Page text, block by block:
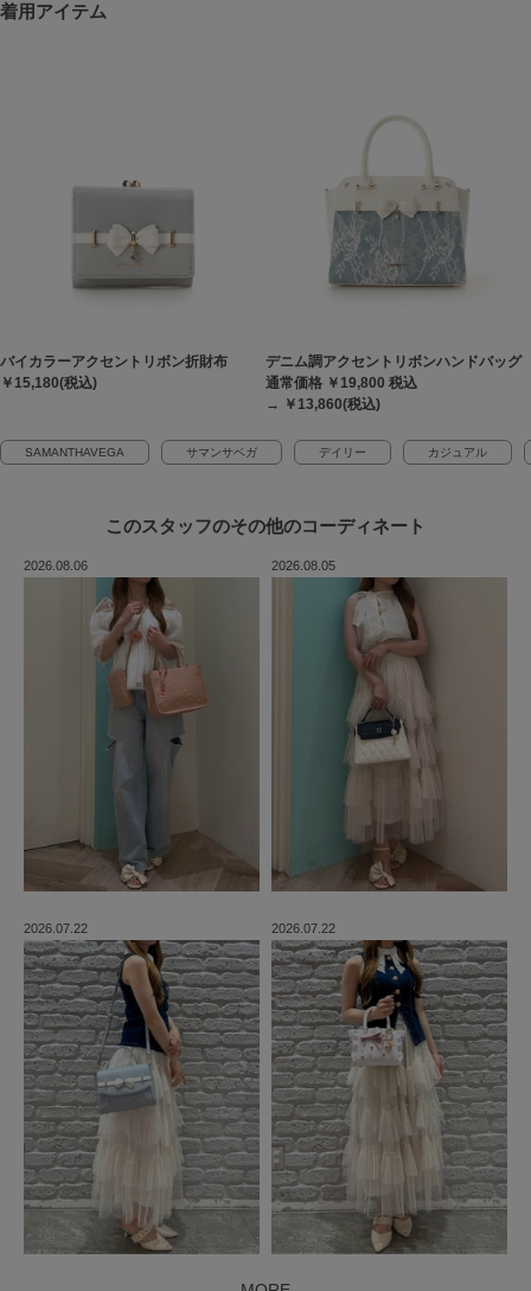
着用アイテム
バイカラーアクセントリボン折財布
￥15,180(税込)
デニム調アクセントリボンハンドバッグ
通常価格 ￥19,800 税込
→ ￥13,860(税込)
SAMANTHAVEGA サマンサベガ デイリー カジュアル
このスタッフのその他のコーディネート
2026.08.06 2026.08.05
2026.07.22 2026.07.22